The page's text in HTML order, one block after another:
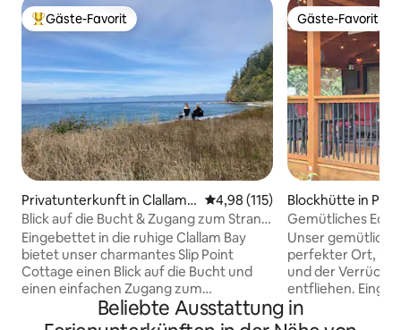
Beliebter Gäste-Favorit.
Gäste-Favorit
Privatunterkunft in Clallam B
ay
Durchschnittliche Bewertung:
4,98 (115)
Blick auf die Bucht & Zugang zum Strand!
Clallam Bay
Eingebettet in die ruhige Clallam Bay
bietet unser charmantes Slip Point
Cottage einen Blick auf die Bucht und
einen einfachen Zugang zum
öffentlichen Strand, der nur wenige
Schritte von unserer Tür entfernt ist.
Gäste-Favorit
Gäste-Favorit
Blockhütte in
Gemütliches
überdachte
Unser
perfekter Ort, um
und der
entfliehen.
Eckgrundstück
über die größte,
Beliebte Ausstattung in